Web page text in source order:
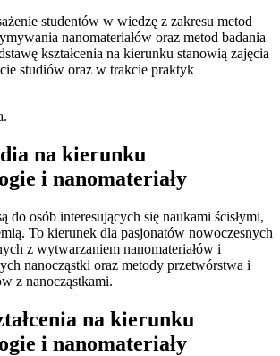
studentów w wiedzę z zakresu metod
nanomateriałów oraz metod badania
kształcenia na kierunku stanowią zajęcia
studiów oraz w trakcie praktyk
na kierunku
i nanomateriały
do osób interesujących się naukami ścisłymi,
To kierunek dla pasjonatów nowoczesnych
z wytwarzaniem nanomateriałów i
nanocząstki oraz metody przetwórstwa i
z nanocząstkami.
na kierunku
i nanomateriały